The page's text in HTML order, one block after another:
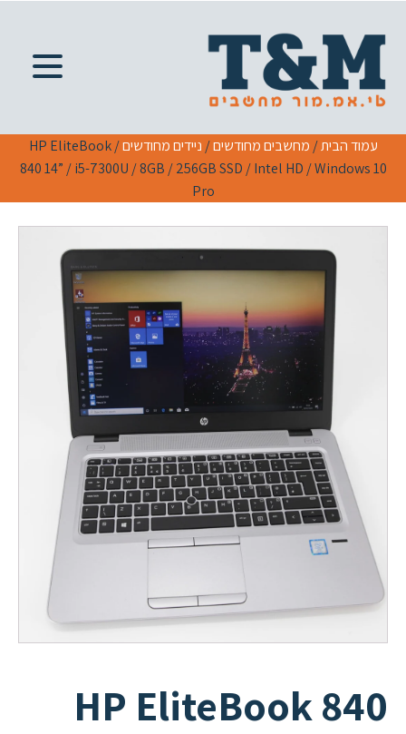
עמוד הבית/ מחשבים מחודשים/ ניידים מחודשים / HP EliteBook
840 14” / i5-7300U / 8GB / 256GB SSD / Intel HD / Windows 10
Pro
HP EliteBook 840